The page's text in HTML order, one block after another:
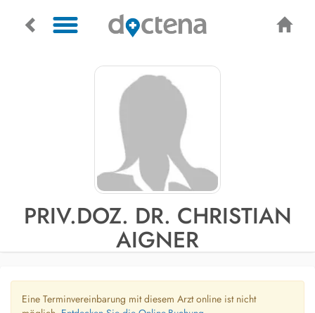
PRIV.DOZ. DR. CHRISTIAN
AIGNER
Eine Terminvereinbarung mit diesem Arzt online ist nicht